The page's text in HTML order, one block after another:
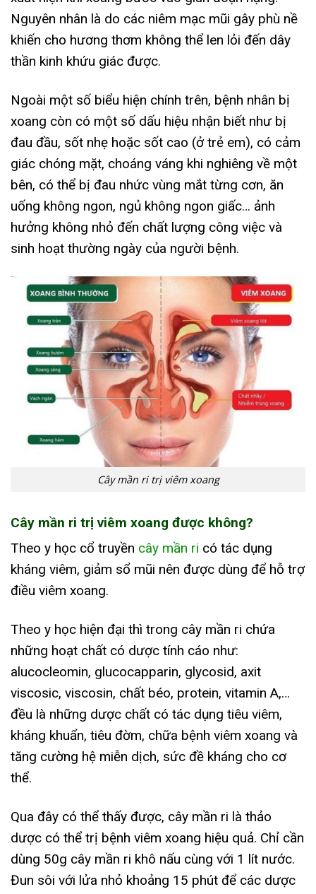
Nguyên nhân là do các niêm mạc mũi gây phù nề
khiến cho hương thơm không thể len lỏi đến dây
thần kinh khứu giác được.
Ngoài một số biểu hiện chính trên, bệnh nhân bị
xoang còn có một số dấu hiệu nhận biết như bị
đau đầu, sốt nhẹ hoặc sốt cao (ở trẻ em), có cảm
giác chóng mặt, choáng váng khi nghiêng về một
bên, có thể bị đau nhức vùng mắt từng cơn, ăn
uống không ngon, ngủ không ngon giấc… ảnh
hưởng không nhỏ đến chất lượng công việc và
sinh hoạt thường ngày của người bệnh.
Cây mần ri trị viêm xoang
Cây mần ri trị viêm xoang được không?
Theo y học cổ truyền cây mần ri có tác dụng
kháng viêm, giảm sổ mũi nên được dùng để hỗ trợ
điều viêm xoang.
Theo y học hiện đại thì trong cây mần ri chứa
những hoạt chất có dược tính cáo như:
alucocleomin, glucocapparin, glycosid, axit
viscosic, viscosin, chất béo, protein, vitamin A,…
đều là những dược chất có tác dụng tiêu viêm,
kháng khuẩn, tiêu đờm, chữa bệnh viêm xoang và
tăng cường hệ miễn dịch, sức đề kháng cho cơ
thể.
Qua đây có thể thấy được, cây mần ri là thảo
dược có thể trị bệnh viêm xoang hiệu quả. Chỉ cần
dùng 50g cây mần ri khô nấu cùng với 1 lít nước.
Đun sôi với lửa nhỏ khoảng 15 phút để các dược